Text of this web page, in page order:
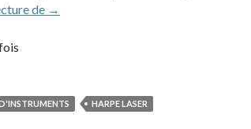
de Bernard Szajner (1981)
→
HARPE LASER